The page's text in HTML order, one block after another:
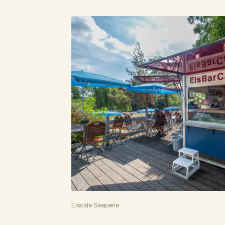
Eiscafe Seeperle